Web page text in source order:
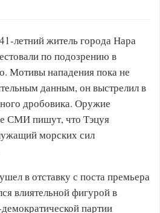
летний житель города Нара
по подозрению в
Мотивы нападения пока не
данным, он выстрелил в
дробовика. Оружие
СМИ пишут, что Тэцуя
морских сил
в отставку с поста премьера
влиятельной фигурой в
партии